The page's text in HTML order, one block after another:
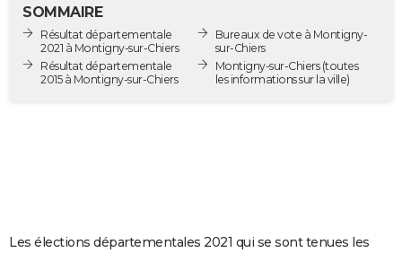
Destinations
City break
Voyage nature
Voyage de noces
Forum
Climat
GUIDES D'ACHAT
COPAINS D'AVANT
SOMMAIRE
Résultat départementale
2021 à Montigny-sur-Chiers
Résultat départementale
2015 à Montigny-sur-Chiers
Bureaux de vote à Montigny-
sur-Chiers
Montigny-sur-Chiers(toutes
les informations sur la ville)
Les élections départementales 2021 qui se sont tenues les